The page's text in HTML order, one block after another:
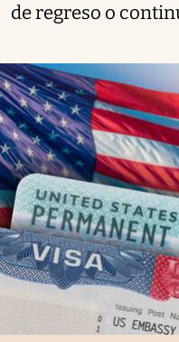
de regreso o